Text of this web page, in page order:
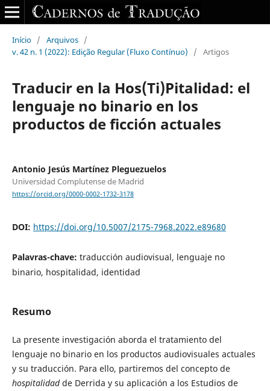
Início / Arquivos /
v. 42 n. 1 (2022): Edição Regular (Fluxo Contínuo)
/ Artigos
Traducir en la Hos(Ti)Pitalidad: el
lenguaje no binario en los
productos de ficción actuales
Antonio Jesús Martínez Pleguezuelos
Universidad Complutense de Madrid
https://orcid.org/0000-0002-1732-3178
DOI: https://doi.org/10.5007/2175-7968.2022.e89680
Palavras-chave: traducción audiovisual, lenguaje no
binario, hospitalidad, identidad
Resumo
La presente investigación aborda el tratamiento del
lenguaje no binario en los productos audiovisuales actuales
y su traducción. Para ello, partiremos del concepto de
hospitalidadde Derrida y su aplicación a los Estudios de